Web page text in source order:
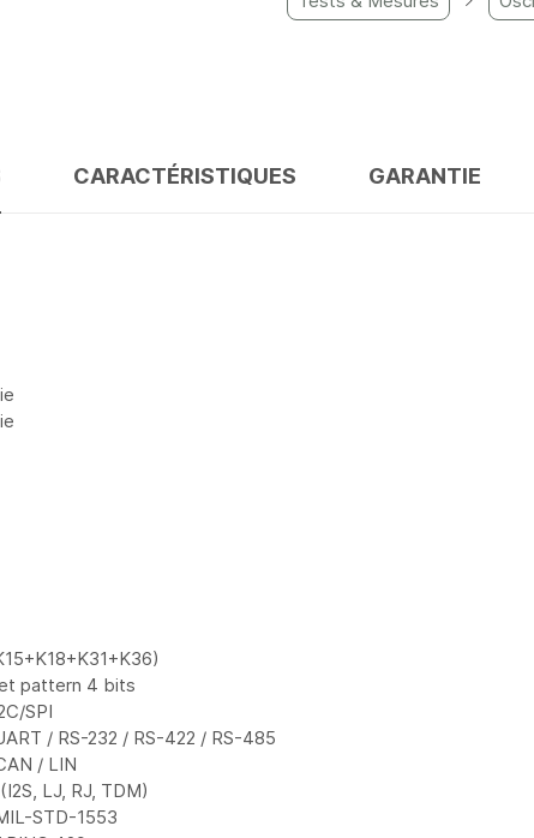
CARACTÉRISTIQUES GARANTIE
pattern 4 bits
SPI
/ RS-232 / RS-422 / RS-485
/ LIN
LJ, RJ, TDM)
STD-1553